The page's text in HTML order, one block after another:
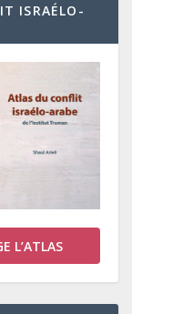
ISRAÉLO-
L’ATLAS